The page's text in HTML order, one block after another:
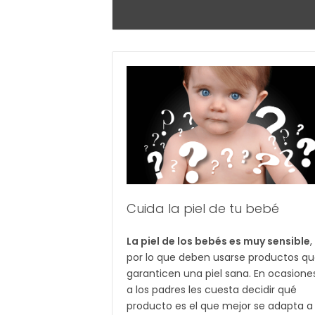
Cuida la piel de tu bebé
La piel de los bebés es muy sensible,
por lo que deben usarse productos
garanticen una piel sana. En
a los padres les cuesta decidir qué
producto es el que mejor se adapta a